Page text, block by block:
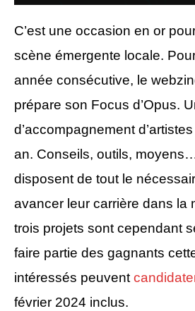
C’est une occasion en or
scène émergente locale.
année consécutive, le
prépare son Focus d’Opus.
d’accompagnement
an. Conseils, outils,
disposent de tout le
avancer leur carrière dans la
trois projets sont cependant
faire partie des gagnants
intéressés peuvent
février 2024 inclus.